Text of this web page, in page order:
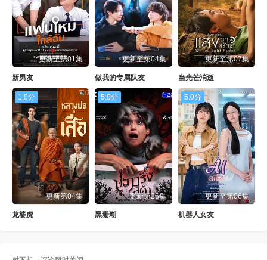
更新至第01集
新男友
更新至第04集
做我的专属队友
更新至第07集
当光芒消逝
1.0分
更新第04集
龙婆虎
5.0分
更新第26集
黑珊瑚
5.0分
更新至第06集
机器人女友